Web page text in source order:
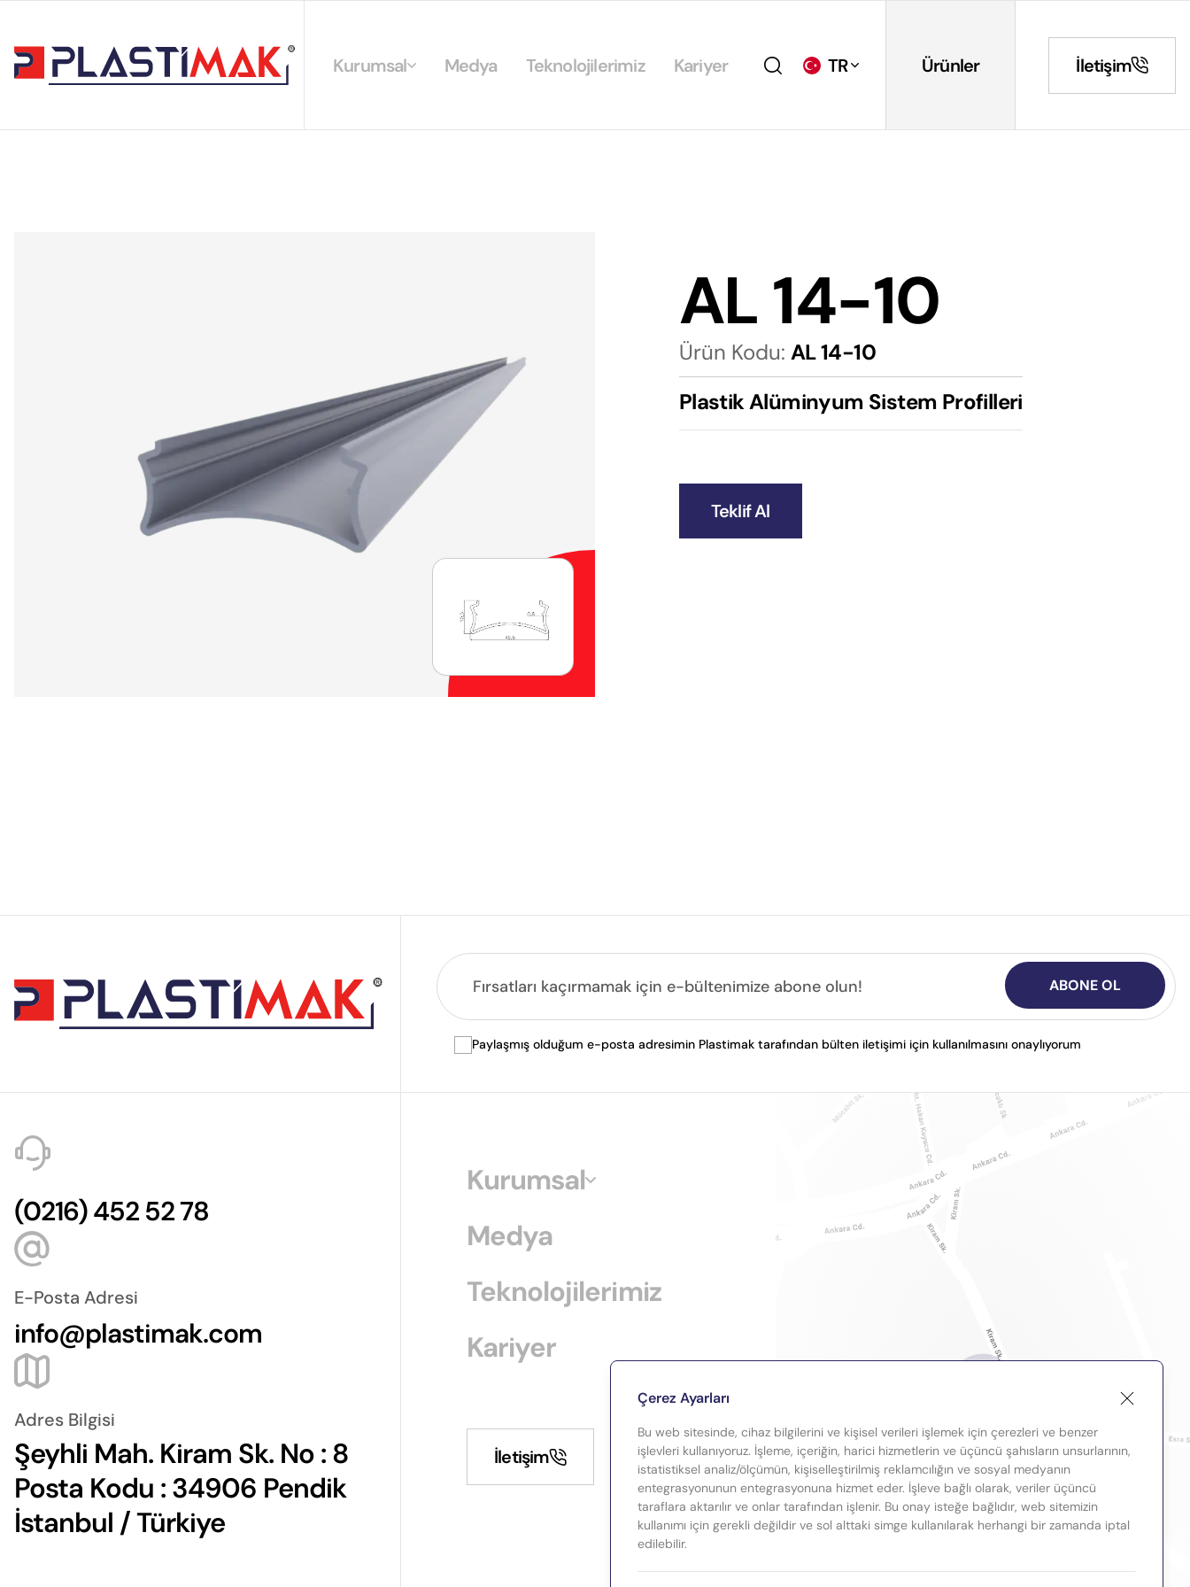
Kurumsal Medya Teknolojilerimiz Kariyer TR Ürünler İletişim
AL 14-10
Ürün Kodu: AL 14-10
Plastik Alüminyum Sistem Profilleri
Teklif Al
ABONE OL
Paylaşmış olduğum e-posta adresimin Plastimak tarafından bülten iletişimi için kullanılmasını onaylıyorum
(0216) 452 52 78
E-Posta Adresi
info@plastimak.com
Adres Bilgisi
Şeyhli Mah. Kiram Sk. No : 8
Posta Kodu : 34906 Pendik
İstanbul / Türkiye
Kurumsal
Medya
Teknolojilerimiz
Kariyer
İletişim
Çerez Ayarları
Bu web sitesinde, cihaz bilgilerini ve kişisel verileri işlemek için çerezleri ve benzer
işlevleri kullanıyoruz. İşleme, içeriğin, harici hizmetlerin ve üçüncü şahısların unsurlarının,
istatistiksel analiz/ölçümün, kişiselleştirilmiş reklamcılığın ve sosyal medyanın
entegrasyonunun entegrasyonuna hizmet eder. İşleve bağlı olarak, veriler üçüncü
taraflara aktarılır ve onlar tarafından işlenir. Bu onay isteğe bağlıdır, web sitemizin
kullanımı için gerekli değildir ve sol alttaki simge kullanılarak herhangi bir zamanda iptal
edilebilir.